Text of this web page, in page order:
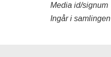
Media id/signum
Ingår i samlingen